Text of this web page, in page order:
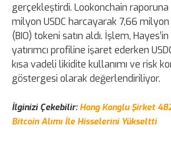
gerçekleştirdi. Lookonchain raporuna
milyon USDC harcayarak 7,66
(BIO) tokeni satın aldı. İşlem,
yatırımcı profiline işaret ederken
kısa vadeli likidite kullanımı ve risk
göstergesi olarak değerlendiriliyor.
İlginizi Çekebilir: Hong Konglu Şirket
Bitcoin Alımı İle Hisselerini Yükseltti